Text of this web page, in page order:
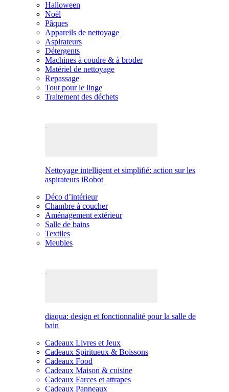
Halloween
Noël
Pâques
Appareils de nettoyage
Aspirateurs
Détergents
Machines à coudre & à broder
Matériel de nettoyage
Repassage
Tout pour le linge
Traitement des déchets
Nettoyage intelligent et simplifié: action sur les
aspirateurs iRobot
Déco d’intérieur
Chambre à coucher
Aménagement extérieur
Salle de bains
Textiles
Meubles
diaqua: design et fonctionnalité pour la salle de
bain
Cadeaux Livres et Jeux
Cadeaux Spiritueux & Boissons
Cadeaux Food
Cadeaux Maison & cuisine
Cadeaux Farces et attrapes
Cadeaux Panneaux